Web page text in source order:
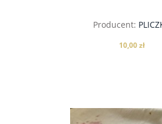
Producent:
10,00 zł
do koszyka